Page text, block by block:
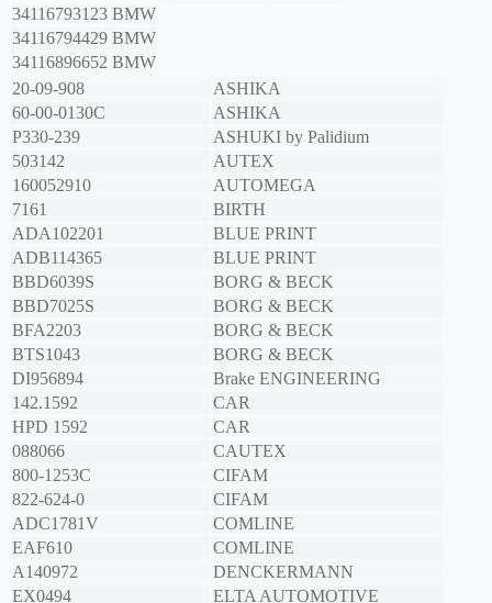
34116793123 BMW
34116794429 BMW
34116896652 BMW
20-09-908
ASHIKA
60-00-0130C
ASHIKA
P330-239
ASHUKI by Palidium
503142
AUTEX
160052910
AUTOMEGA
7161
BIRTH
ADA102201
BLUE PRINT
ADB114365
BLUE PRINT
BBD6039S
BORG & BECK
BBD7025S
BORG & BECK
BFA2203
BORG & BECK
BTS1043
BORG & BECK
DI956894
Brake ENGINEERING
142.1592
CAR
HPD 1592
CAR
088066
CAUTEX
800-1253C
CIFAM
822-624-0
CIFAM
ADC1781V
COMLINE
EAF610
COMLINE
A140972
DENCKERMANN
EX0494
ELTA AUTOMOTIVE